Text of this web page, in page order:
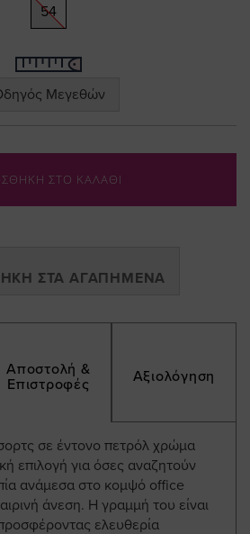
54
Μεγεθών
ΣΤΟ ΚΑΛΑΘΙ
ΣΤΑ ΑΓΑΠΗΜΈΝΑ
Αποστολή &
Επιστροφές
Αξιολόγηση
σε έντονο πετρόλ χρώμα
επιλογή για όσες αναζητούν
ανάμεσα στο κομψό office
άνεση. Η γραμμή του είναι
ελευθερία